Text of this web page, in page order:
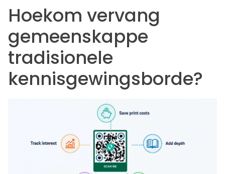
Hoekom vervang
gemeenskappe
tradisionele
kennisgewingsborde?